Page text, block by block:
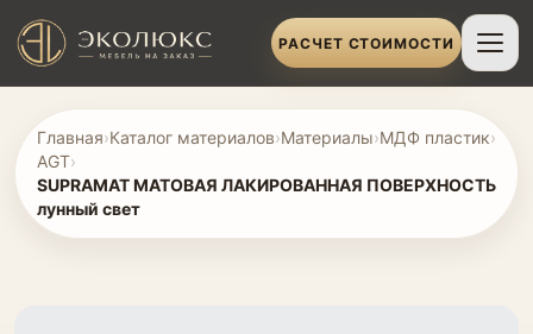
РАСЧЕТ СТОИМОСТИ
Главная›Каталог материалов›Материалы›МДФ пластик›
AGT›
SUPRAMAT МАТОВАЯ ЛАКИРОВАННАЯ ПОВЕРХНОСТЬ
лунный свет